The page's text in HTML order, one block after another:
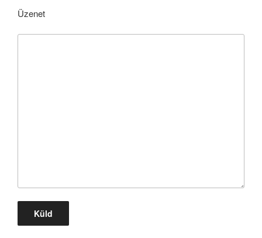
Üzenet